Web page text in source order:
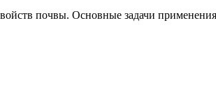
почвы. Основные задачи